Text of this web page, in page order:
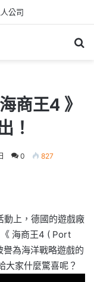
公司
商王4 》
！
0 827
上，德國的遊戲廠
海商王4 ( Port
為海洋戰略遊戲的
大家什麼驚喜呢？